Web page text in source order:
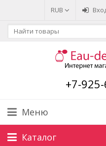
RUB
+7-
Меню
Каталог